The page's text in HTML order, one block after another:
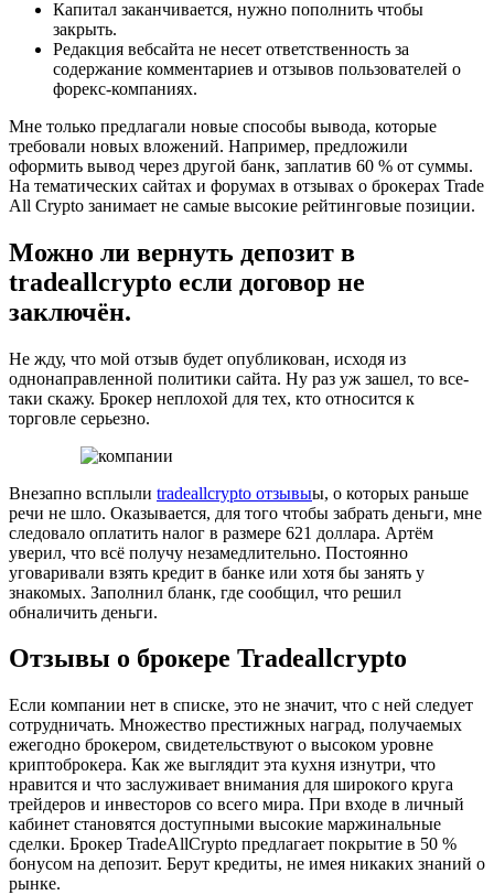
Капитал заканчивается, нужно пополнить чтобы
закрыть.
Редакция вебсайта не несет ответственность за
содержание комментариев и отзывов пользователей о
форекс-компаниях.
Мне только предлагали новые способы вывода, которые
требовали новых вложений. Например, предложили
оформить вывод через другой банк, заплатив 60 % от суммы.
На тематических сайтах и форумах в отзывах о брокерах Trade
All Crypto занимает не самые высокие рейтинговые позиции.
Можно ли вернуть депозит в
tradeallcrypto если договор не
заключён.
Не жду, что мой отзыв будет опубликован, исходя из
однонаправленной политики сайта. Ну раз уж зашел, то все-
таки скажу. Брокер неплохой для тех, кто относится к
торговле серьезно.
Внезапно всплыли tradeallcrypto отзывыы, о которых раньше
речи не шло. Оказывается, для того чтобы забрать деньги, мне
следовало оплатить налог в размере 621 доллара. Артём
уверил, что всё получу незамедлительно. Постоянно
уговаривали взять кредит в банке или хотя бы занять у
знакомых. Заполнил бланк, где сообщил, что решил
обналичить деньги.
Отзывы о брокере Tradeallcrypto
Если компании нет в списке, это не значит, что с ней следует
сотрудничать. Множество престижных наград, получаемых
ежегодно брокером, свидетельствуют о высоком уровне
криптоброкера. Как же выглядит эта кухня изнутри, что
нравится и что заслуживает внимания для широкого круга
трейдеров и инвесторов со всего мира. При входе в личный
кабинет становятся доступными высокие маржинальные
сделки. Брокер TradeAllCrypto предлагает покрытие в 50 %
бонусом на депозит. Берут кредиты, не имея никаких знаний о
рынке.